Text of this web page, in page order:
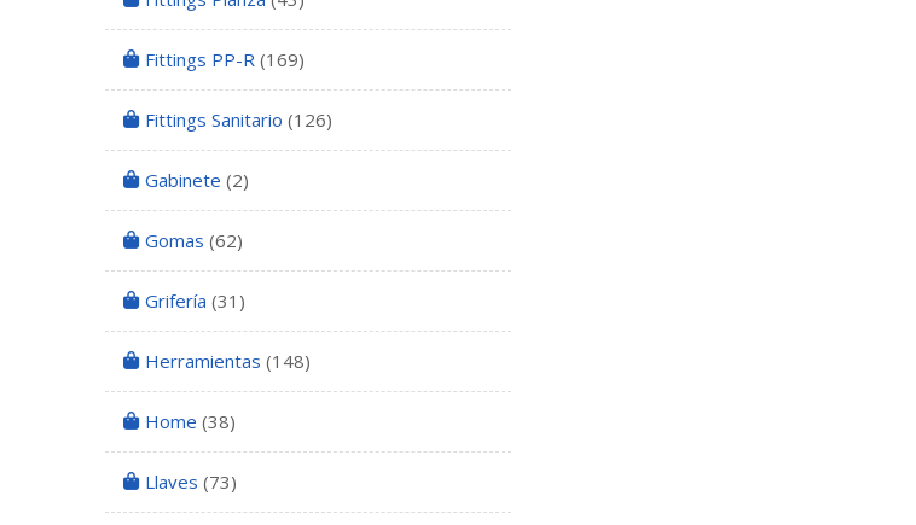
Fittings PP-R (169)
Fittings Sanitario (126)
Gabinete (2)
Gomas (62)
Grifería (31)
Herramientas (148)
Home (38)
Llaves (73)